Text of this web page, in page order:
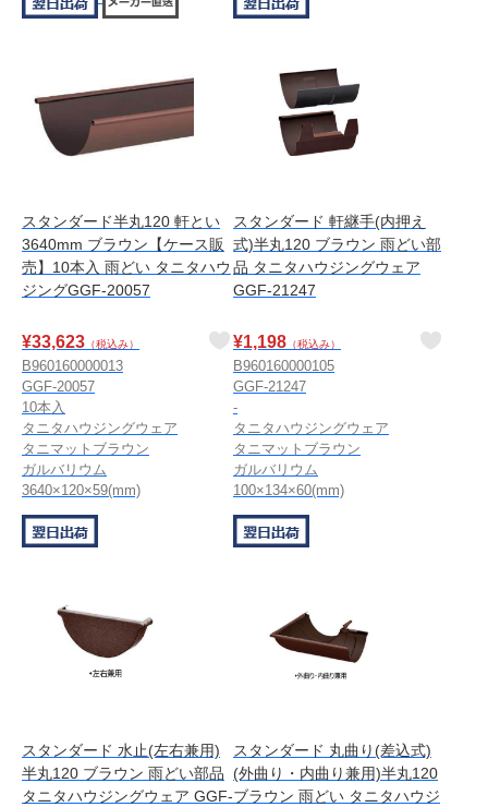
スタンダード半丸120 軒とい
3640mm ブラウン【ケース販
売】10本入 雨どい タニタハウ
ジングGGF-20057
¥33,623 （税込み）
B960160000013
GGF-20057
10本入
タニタハウジングウェア
タニマットブラウン
ガルバリウム
3640×120×59(mm)
スタンダード 軒継手(内押え
式)半丸120 ブラウン 雨どい部
品 タニタハウジングウェア
GGF-21247
¥1,198 （税込み）
B960160000105
GGF-21247
-
タニタハウジングウェア
タニマットブラウン
ガルバリウム
100×134×60(mm)
スタンダード 水止(左右兼用)
半丸120 ブラウン 雨どい部品
タニタハウジングウェア GGF-
スタンダード 丸曲り(差込式)
(外曲り・内曲り兼用)半丸120
ブラウン 雨どい タニタハウジ